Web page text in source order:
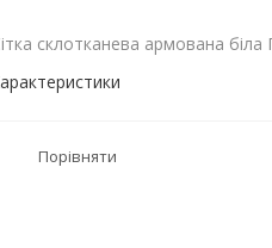
склотканева армована біла
Порівняти